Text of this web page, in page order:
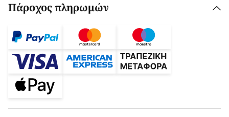
Πάροχος πληρωμών